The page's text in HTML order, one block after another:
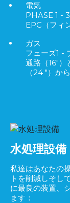
電気
PHASE 1 -
EPC（フィ
ガス
フェーズ1 -
通路（16"
（24 "）か
水処理設備
私達はあなたの
トを削減しそし
に最良の装置、
ます：